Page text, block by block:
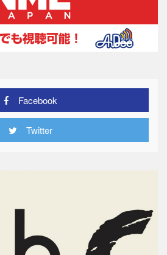
Facebook
Twitter